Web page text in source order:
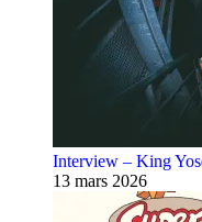
Interview – King
13 mars 2026